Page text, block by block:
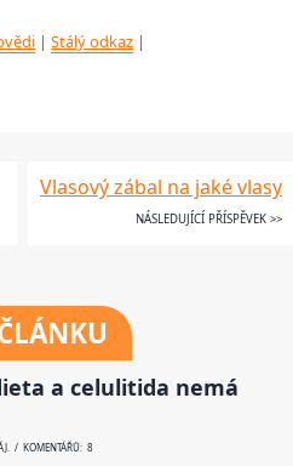
|Stálý odkaz |
Vlasový zábal na jaké vlasy
NÁSLEDUJÍCÍ PŘÍSPĚVEK >>
a celulitida nemá
J. / KOMENTÁŘŮ: 8